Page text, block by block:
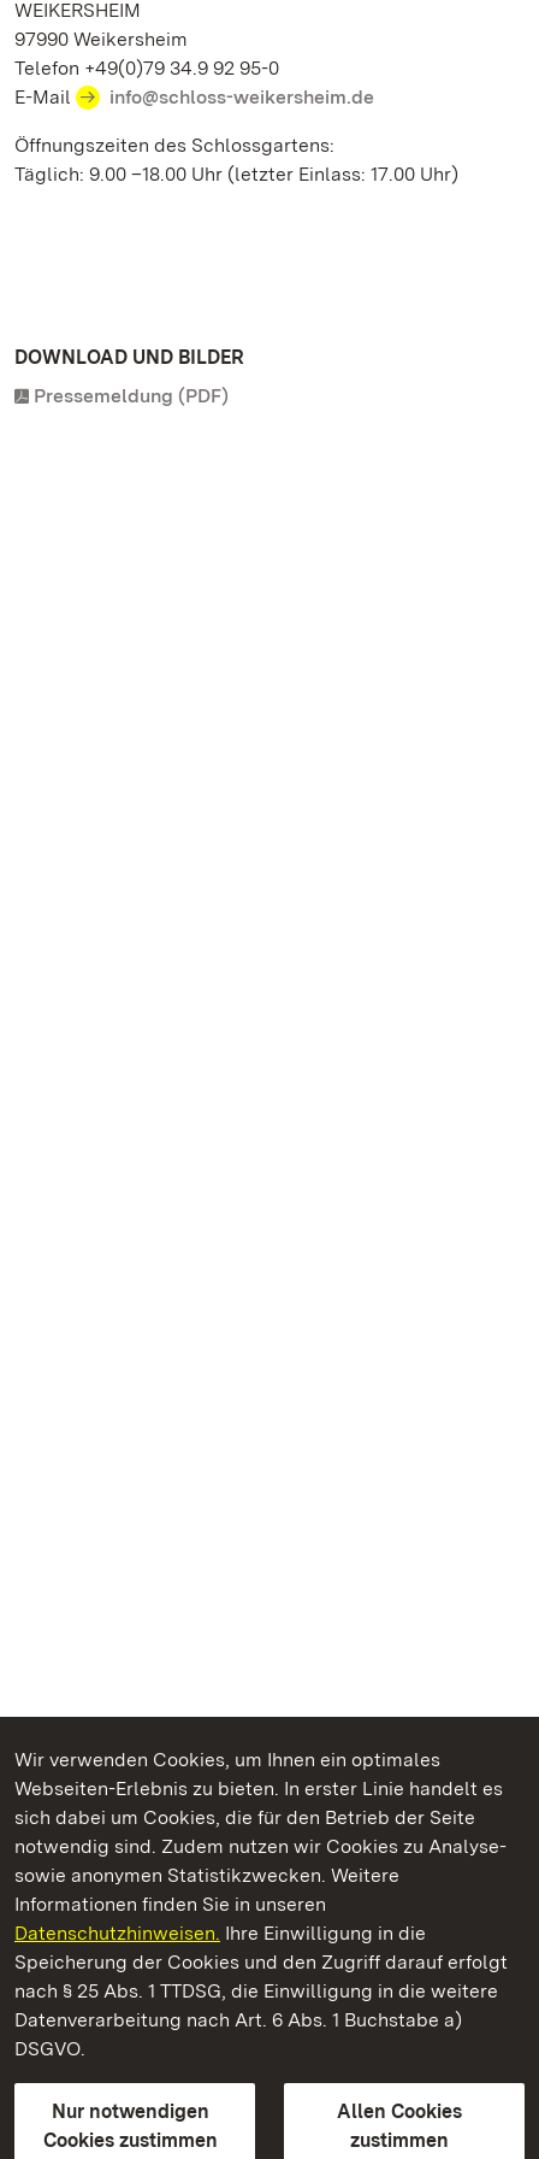
Wir verwenden Cookies, um Ihnen ein optimales
Webseiten-Erlebnis zu bieten. In erster Linie handelt es
sich dabei um Cookies, die für den Betrieb der Seite
notwendig sind. Zudem nutzen wir Cookies zu Analyse-
sowie anonymen Statistikzwecken. Weitere
Informationen finden Sie in unseren
Datenschutzhinweisen. Ihre Einwilligung in die
Speicherung der Cookies und den Zugriff darauf erfolgt
nach § 25 Abs. 1 TTDSG, die Einwilligung in die weitere
Datenverarbeitung nach Art. 6 Abs. 1 Buchstabe a)
DSGVO.
Nur notwendigen
Cookies zustimmen
Allen Cookies
zustimmen
WEIKERSHEIM
97990 Weikersheim
Telefon +49(0)79 34.9 92 95-0
E-Mail
info@schloss-weikersheim.de
Öffnungszeiten des Schlossgartens:
Täglich: 9.00 –18.00 Uhr (letzter Einlass: 17.00 Uhr)
DOWNLOAD UND BILDER
Pressemeldung (PDF)
Kommen. Staunen. Genießen.
Schloss und Schlossgarten Weikersheim
Staatliche Schlösser und Gärten Baden-Württemberg
Kontakt
GebärdenspracheLeichte Sprache
Erklärung zur Barrierefreiheit
BITV-konform (geprüfte Seiten)